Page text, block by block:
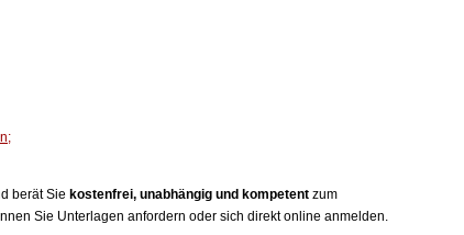
berät Sie kostenfrei, unabhängig und kompetent zum
Sie Unterlagen anfordern oder sich direkt online anmelden.